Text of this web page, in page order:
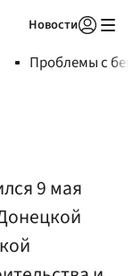
Новости
Проблемы с
9 мая